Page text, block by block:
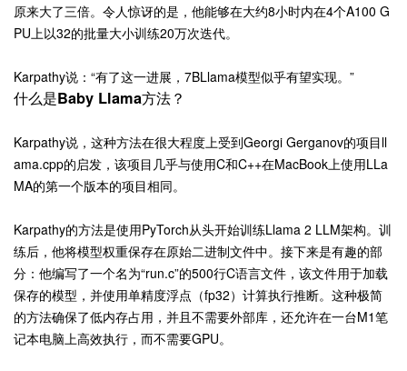
原来大了三倍。令人惊讶的是，他能够在大约8小时内在4个A100 G
PU上以32的批量大小训练20万次迭代。
Karpathy说：“有了这一进展，7BLlama模型似乎有望实现。”
什么是Baby Llama方法？
Karpathy说，这种方法在很大程度上受到Georgi Gerganov的项目ll
ama.cpp的启发，该项目几乎与使用C和C++在MacBook上使用LLa
MA的第一个版本的项目相同。
Karpathy的方法是使用PyTorch从头开始训练Llama 2 LLM架构。训
练后，他将模型权重保存在原始二进制文件中。接下来是有趣的部
分：他编写了一个名为“run.c”的500行C语言文件，该文件用于加载
保存的模型，并使用单精度浮点（fp32）计算执行推断。这种极简
的方法确保了低内存占用，并且不需要外部库，还允许在一台M1笔
记本电脑上高效执行，而不需要GPU。